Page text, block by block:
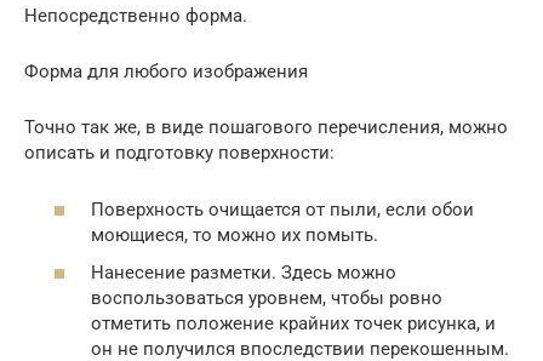
Непосредственно форма.
Форма для любого изображения
Точно так же, в виде пошагового перечисления, можно
описать и подготовку поверхности:
Поверхность очищается от пыли, если обои
моющиеся, то можно их помыть.
Нанесение разметки. Здесь можно
воспользоваться уровнем, чтобы ровно
отметить положение крайних точек рисунка, и
он не получился впоследствии перекошенным.